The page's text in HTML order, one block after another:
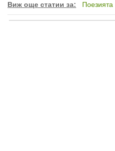
Виж още статии за: Поезията